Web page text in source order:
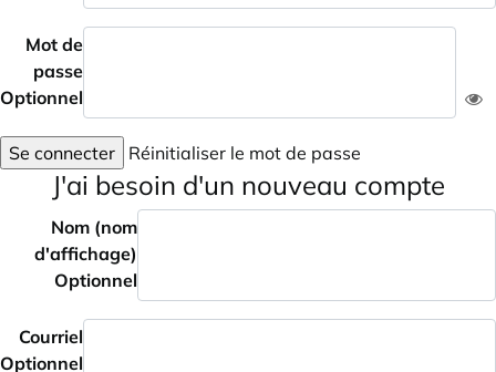
Mot de
passe
Optionnel
Se connecter Réinitialiser le mot de passe
J'ai besoin d'un nouveau compte
Nom (nom
d'affichage)
Optionnel
Courriel
Optionnel